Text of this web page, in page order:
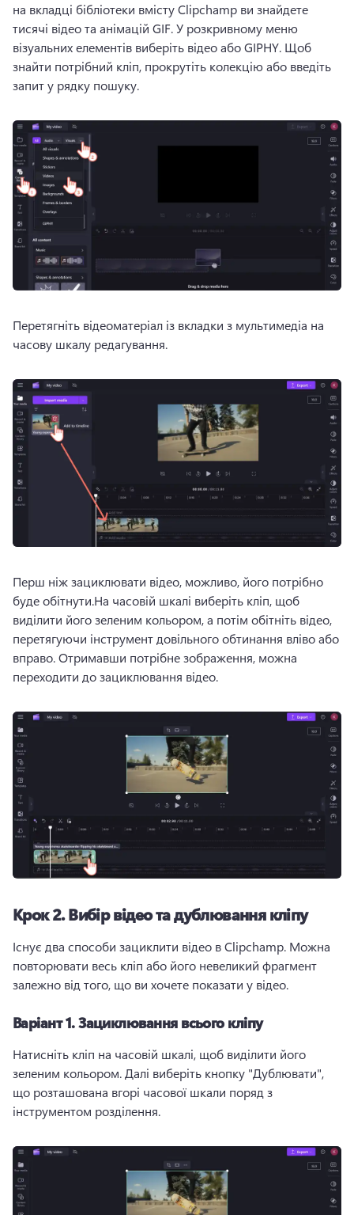
на вкладці бібліотеки вмісту Clipchamp ви знайдете
тисячі відео та анімацій GIF. У розкривному меню
візуальних елементів виберіть відео або GIPHY. Щоб
знайти потрібний кліп, прокрутіть колекцію або введіть
запит у рядку пошуку.
Перетягніть відеоматеріал із вкладки з мультимедіа на
часову шкалу редагування.
Перш ніж зациклювати відео, можливо, його потрібно
буде обітнути.На часовій шкалі виберіть кліп, щоб
виділити його зеленим кольором, а потім обітніть відео,
перетягуючи інструмент довільного обтинання вліво або
вправо. Отримавши потрібне зображення, можна
переходити до зациклювання відео.
Крок 2.Вибір відео та дублювання кліпу
Існує два способи зациклити відео в Clipchamp. Можна
повторювати весь кліп або його невеликий фрагмент
залежно від того, що ви хочете показати у відео.
Варіант 1.Зациклювання всього кліпу
Натисніть кліп на часовій шкалі, щоб виділити його
зеленим кольором. Далі виберіть кнопку "Дублювати",
що розташована вгорі часової шкали поряд з
інструментом розділення.